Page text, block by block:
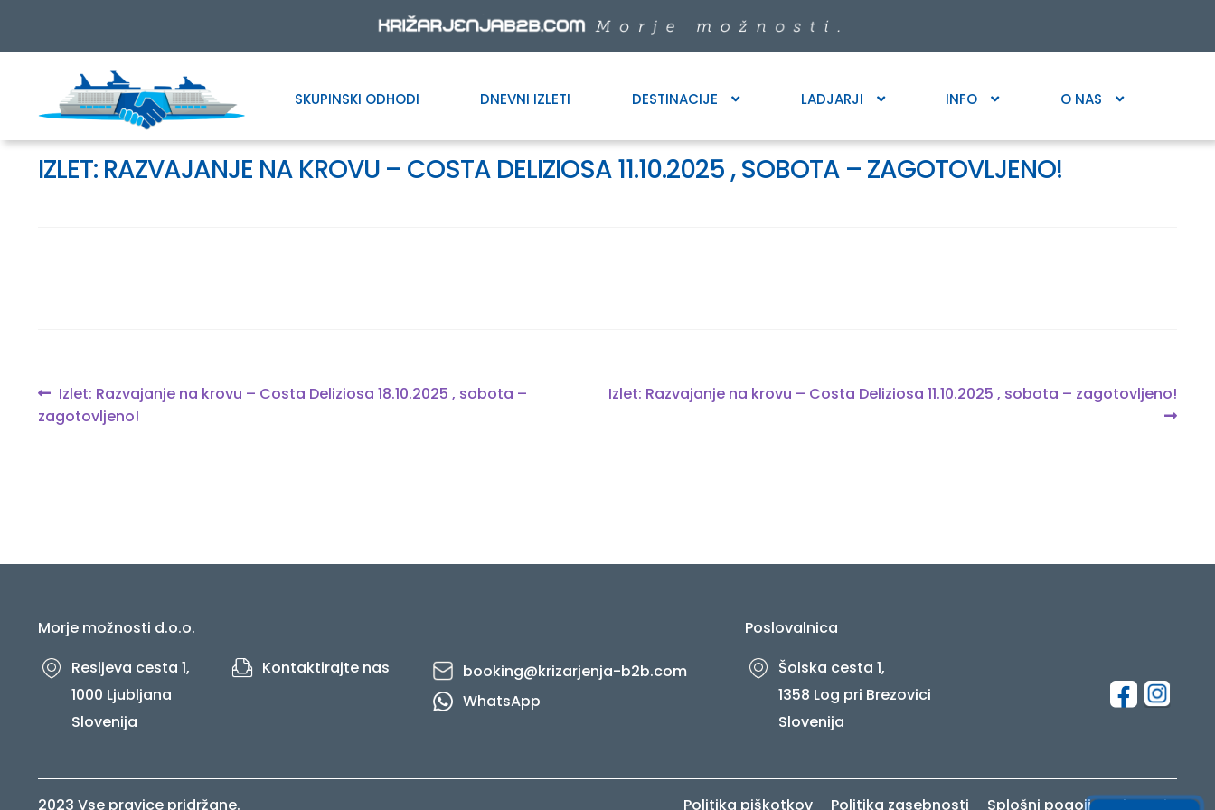
Skip
navigation
Skip
content
SKUPINSKI ODHODI DNEVNI IZLETI DESTINACIJE LADJARJI INFO O NAS
IZLET: RAZVAJANJE NA KROVU – COSTA DELIZIOSA 11.10.2025 , SOBOTA – ZAGOTOVLJENO!
Navigacija
prispevka
Previous
post:
Izlet: Razvajanje na krovu – Costa Deliziosa 18.10.2025 , sobota –
zagotovljeno!
Next
Izlet: Razvajanje na krovu – Costa Deliziosa 11.10.2025 , sobota – zagotovljeno!
Morje možnosti d.o.o.
Resljeva cesta 1,
1000 Ljubljana
Slovenija
Kontaktirajte nas
booking@krizarjenja-b2b.com
WhatsApp
Poslovalnica
Šolska cesta 1,
1358 Log pri Brezovici
Slovenija
2023 Vse pravice pridržane. Politika piškotkov Politika zasebnosti Splošni pogoji poslovanja